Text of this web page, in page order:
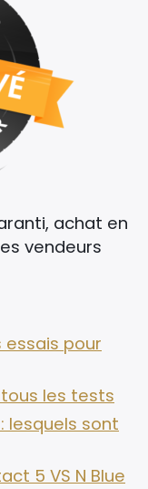
achat en
vendeurs
essais pour
les tests
lesquels sont
5 VS N Blue